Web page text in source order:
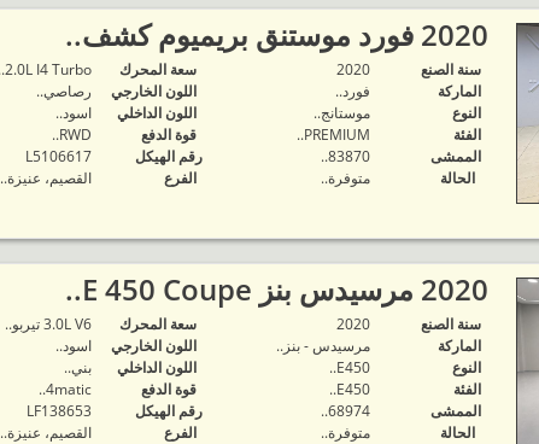
2020 فورد موستنق بريميوم كشف..
سنة الصنع
2020
الماركة
فورد..
النوع
موستانج..
الفئة
PREMIUM..
الممشى
83870..
الحالة
متوفرة‬..
‬سعة المحرك
2.0L I4 Turbo..
اللون الخارجي
رصاصي..
اللون الداخلي
اسود..
قوة الدفع
RWD..
رقم الهيكل
L5106617
الفرع
القصيم، عنيزة..
2020 مرسيدس بنز E 450 Coupe..
سنة الصنع
2020
الماركة
مرسيدس - بنز..
النوع
E450..
الفئة
E450..
الممشى
68974..
الحالة
متوفرة‬..
‬سعة المحرك
3.0L V6 تيربو..
اللون الخارجي
اسود..
اللون الداخلي
بني..
قوة الدفع
4matic..
رقم الهيكل
LF138653
الفرع
القصيم، عنيزة..